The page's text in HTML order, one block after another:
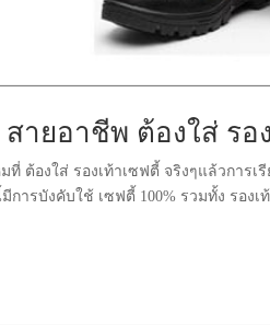
ายอาชีพ ต้องใส่ รอ
ต้องใส่ รองเท้าเซฟตี้ จริงๆแล้วการเ
ารบังคับใช้ เซฟตี้ 100% รวมทั้ง รอง